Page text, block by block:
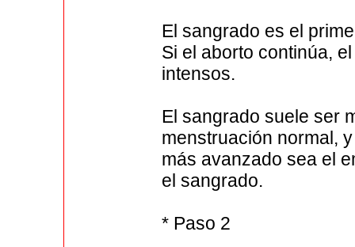
El sangrado es el
Si el aborto continúa,
intensos.
El sangrado suele ser
menstruación normal,
más avanzado sea el
el sangrado.
* Paso 2